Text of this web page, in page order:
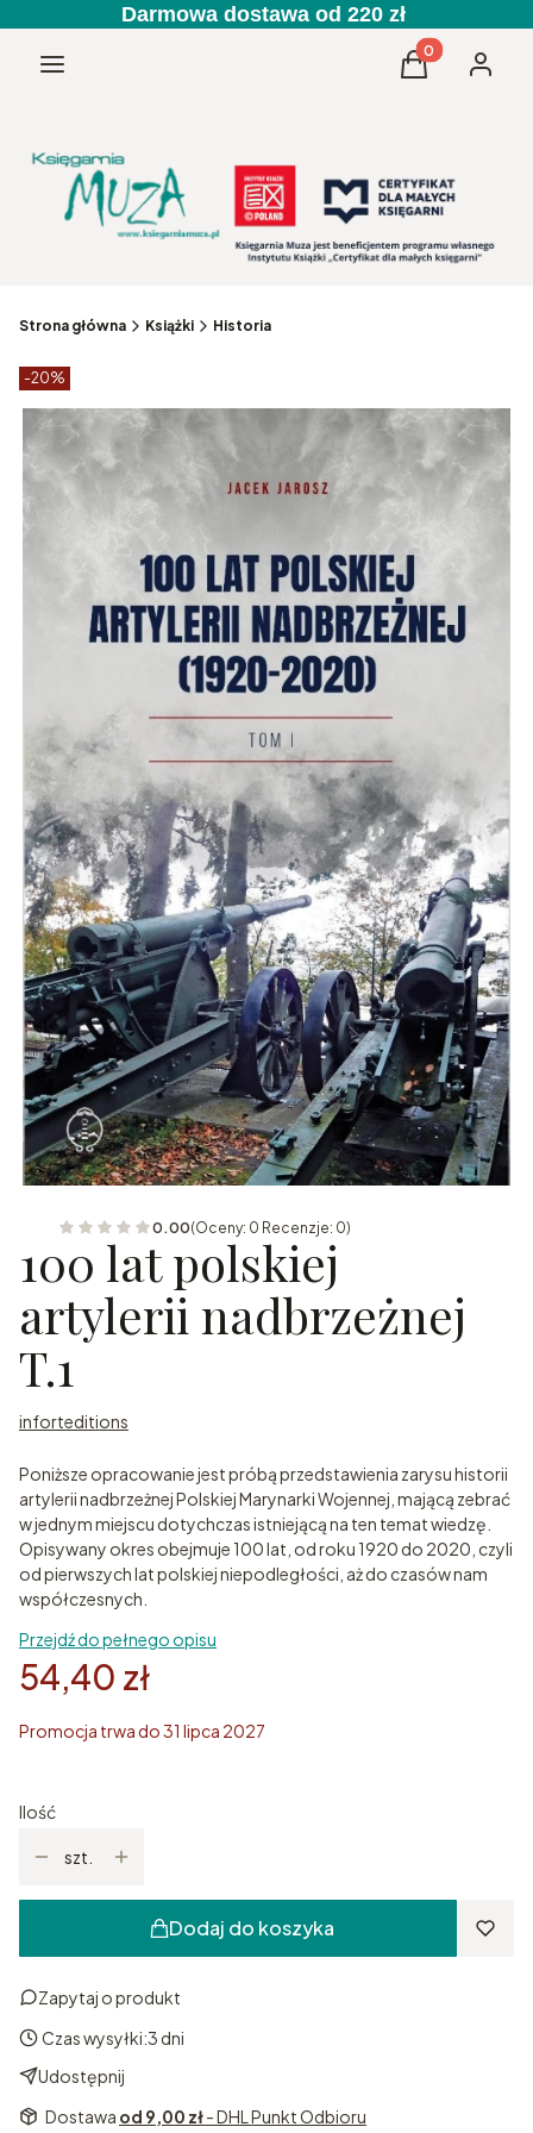
Darmowa dostawa od 220 zł
Menu Produkty w
Koszyk
Strona główna Książki Historia
Etykiety produktu
-20%
0.00(Oceny: 0 Recenzje: 0)
100 lat polskiej
artylerii nadbrzeżnej
T.1
inforteditions
Poniższe opracowanie jest próbą przedstawienia zarysu historii
artylerii nadbrzeżnej Polskiej Marynarki Wojennej, mającą zebrać
w jednym miejscu dotychczas istniejącą na ten temat wiedzę.
Opisywany okres obejmuje 100 lat, od roku 1920 do 2020, czyli
od pierwszych lat polskiej niepodległości, aż do czasów nam
współczesnych.
Przejdź do pełnego opisu
54,40 zł
Promocja trwa do 31 lipca 2027
Ilość
szt.
Dodaj do koszyka
Zapytaj o produkt
Czas wysyłki:3 dni
Udostępnij
Dostawa od 9,00 zł- DHL Punkt Odbioru